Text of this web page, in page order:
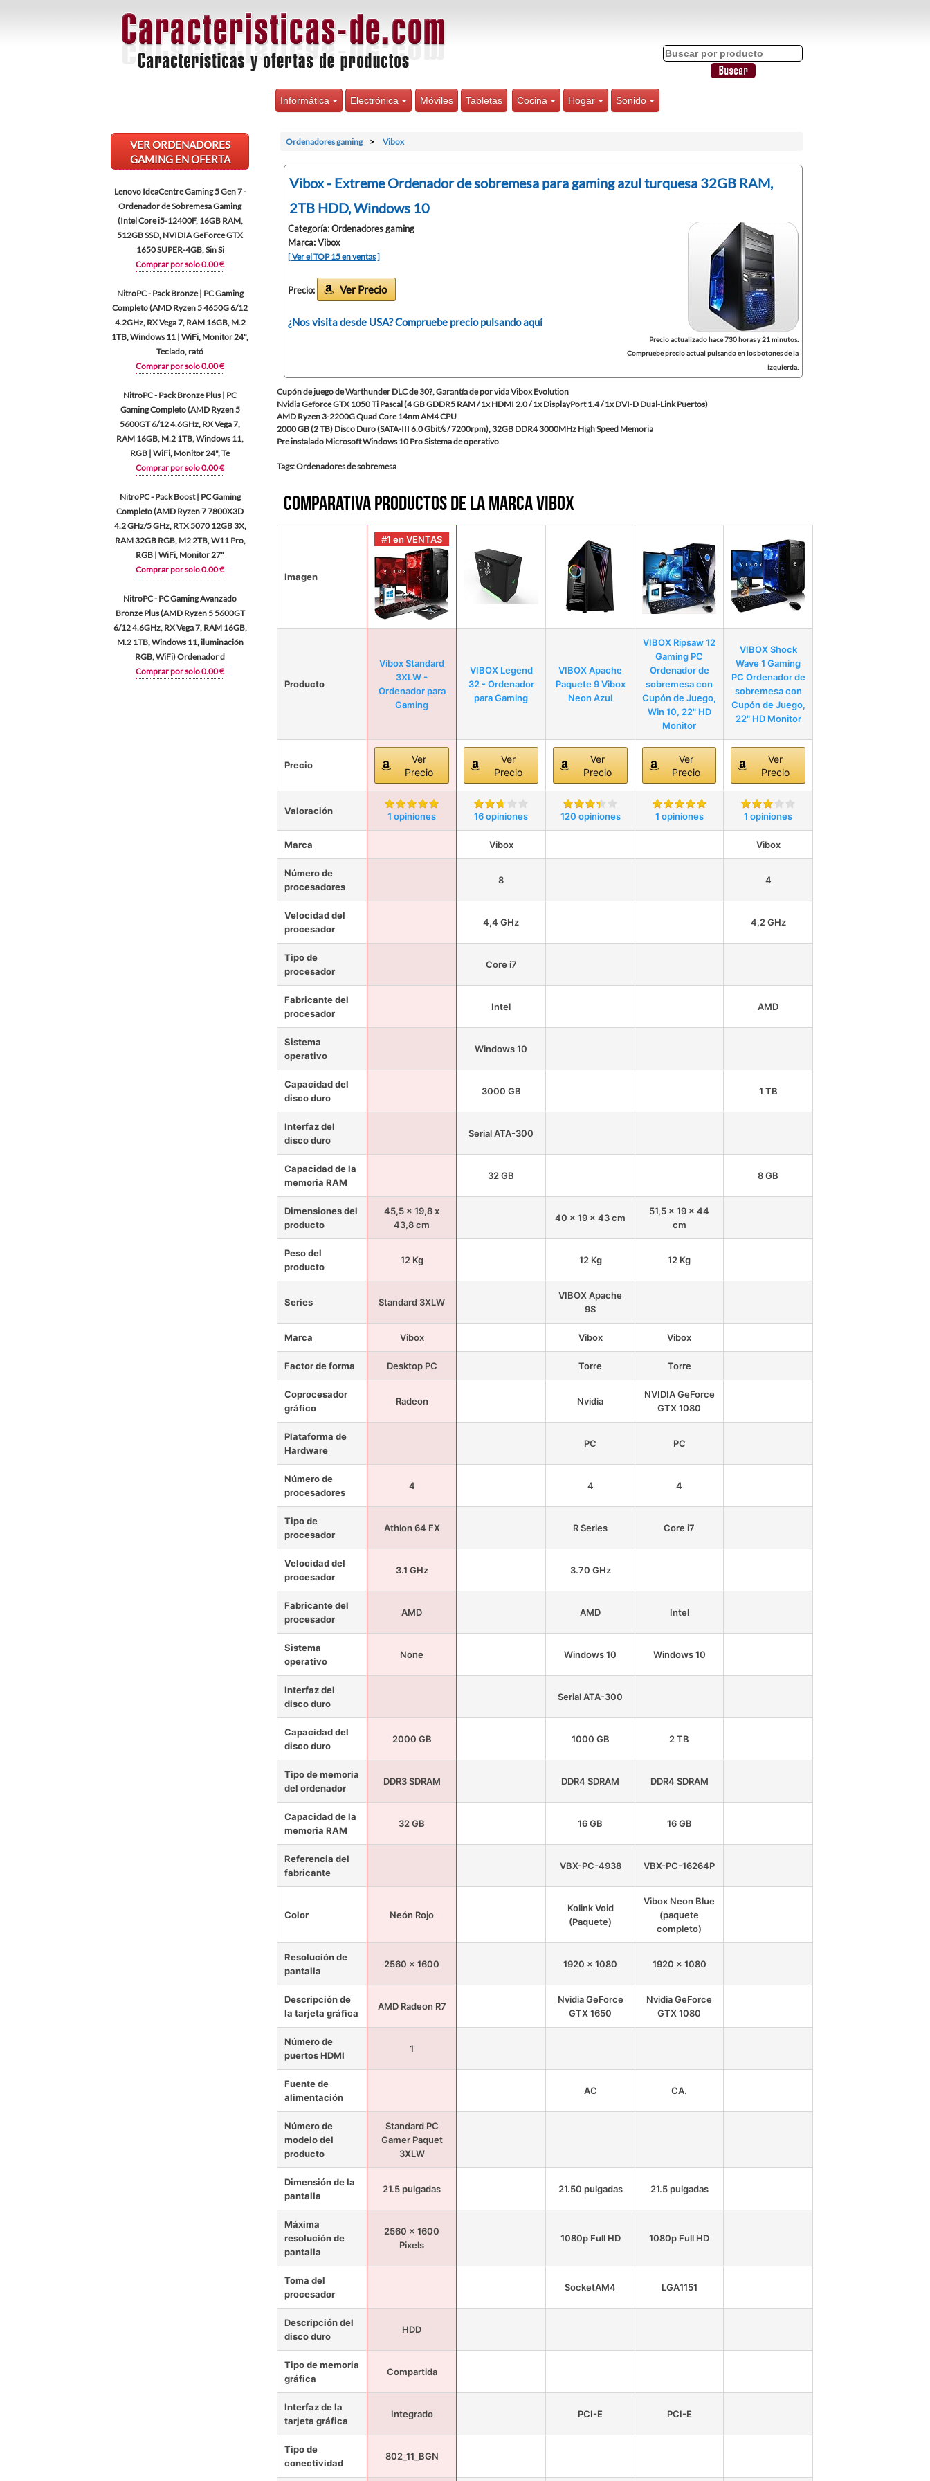
Informática Electrónica Móviles Tabletas Cocina Hogar Sonido
VER ORDENADORES
GAMING EN OFERTA
Lenovo IdeaCentre Gaming 5 Gen 7 -
Ordenador de Sobremesa Gaming
(Intel Core i5-12400F, 16GB RAM,
512GB SSD, NVIDIA GeForce GTX
1650 SUPER-4GB, Sin Si
Comprar por solo 0.00 €
NitroPC - Pack Bronze | PC Gaming
Completo (AMD Ryzen 5 4650G 6/12
4.2GHz, RX Vega 7, RAM 16GB, M.2
1TB, Windows 11 | WiFi, Monitor 24",
Teclado, rató
Comprar por solo 0.00 €
NitroPC - Pack Bronze Plus | PC
Gaming Completo (AMD Ryzen 5
5600GT 6/12 4.6GHz, RX Vega 7,
RAM 16GB, M.2 1TB, Windows 11,
RGB | WiFi, Monitor 24", Te
Comprar por solo 0.00 €
NitroPC - Pack Boost | PC Gaming
Completo (AMD Ryzen 7 7800X3D
4.2 GHz/5 GHz, RTX 5070 12GB 3X,
RAM 32GB RGB, M2 2TB, W11 Pro,
RGB | WiFi, Monitor 27"
Comprar por solo 0.00 €
NitroPC - PC Gaming Avanzado
Bronze Plus (AMD Ryzen 5 5600GT
6/12 4.6GHz, RX Vega 7, RAM 16GB,
M.2 1TB, Windows 11, iluminación
RGB, WiFi) Ordenador d
Comprar por solo 0.00 €
Ordenadores gaming Vibox
Vibox - Extreme Ordenador de sobremesa para gaming azul turquesa 32GB RAM,
2TB HDD, Windows 10
Categoría: Ordenadores gaming
Marca: Vibox
[ Ver el TOP 15 en ventas ]
Precio: Ver Precio
¿Nos visita desde USA? Compruebe precio pulsando aquí
Precio actualizado hace 730 horas y 21 minutos.
Compruebe precio actual pulsando en los botones de la
izquierda.
Cupón de juego de Warthunder DLC de 30?, Garantía de por vida Vibox Evolution
Nvidia Geforce GTX 1050 Ti Pascal (4 GB GDDR5 RAM / 1x HDMI 2.0 / 1x DisplayPort 1.4 / 1x DVI-D Dual-Link Puertos)
AMD Ryzen 3-2200G Quad Core 14nm AM4 CPU
2000 GB (2 TB) Disco Duro (SATA-III 6.0 Gbit/s / 7200rpm), 32GB DDR4 3000MHz High Speed Memoria
Pre instalado Microsoft Windows 10 Pro Sistema de operativo
Tags: Ordenadores de sobremesa
Comparativa productos de la marca Vibox
Imagen
#1 en VENTAS
Producto
Vibox Standard
3XLW -
Ordenador para
Gaming
VIBOX Legend
32 - Ordenador
para Gaming
VIBOX Apache
Paquete 9 Vibox
Neon Azul
VIBOX Ripsaw 12
Gaming PC
Ordenador de
sobremesa con
Cupón de Juego,
Win 10, 22" HD
Monitor
VIBOX Shock
Wave 1 Gaming
PC Ordenador de
sobremesa con
Cupón de Juego,
22" HD Monitor
Precio
Ver
Precio
Ver
Precio
Ver
Precio
Ver
Precio
Ver
Precio
Valoración 1 opiniones 16 opiniones 120 opiniones 1 opiniones 1 opiniones
Marca Vibox Vibox
Número de
procesadores
8 4
Velocidad del
procesador
4,4 GHz 4,2 GHz
Tipo de
procesador
Core i7
Fabricante del
procesador
Intel AMD
Sistema
operativo
Windows 10
Capacidad del
disco duro
3000 GB 1 TB
Interfaz del
disco duro
Serial ATA-300
Capacidad de la
memoria RAM
32 GB 8 GB
Dimensiones del
producto
45,5 x 19,8 x
43,8 cm
40 x 19 x 43 cm
51,5 x 19 x 44
cm
Peso del
producto
12 Kg 12 Kg 12 Kg
Series Standard 3XLW
VIBOX Apache
9S
Marca Vibox Vibox Vibox
Factor de forma Desktop PC Torre Torre
Coprocesador
gráfico
Radeon Nvidia
NVIDIA GeForce
GTX 1080
Plataforma de
Hardware
PC PC
Número de
procesadores
4 4 4
Tipo de
procesador
Athlon 64 FX R Series Core i7
Velocidad del
procesador
3.1 GHz 3.70 GHz
Fabricante del
procesador
AMD AMD Intel
Sistema
operativo
None Windows 10 Windows 10
Interfaz del
disco duro
Serial ATA-300
Capacidad del
disco duro
2000 GB 1000 GB 2 TB
Tipo de memoria
del ordenador
DDR3 SDRAM DDR4 SDRAM DDR4 SDRAM
Capacidad de la
memoria RAM
32 GB 16 GB 16 GB
Referencia del
fabricante
VBX-PC-4938 VBX-PC-16264P
Color Neón Rojo
Kolink Void
(Paquete)
Vibox Neon Blue
(paquete
completo)
Resolución de
pantalla
2560 x 1600 1920 x 1080 1920 x 1080
Descripción de
la tarjeta gráfica
AMD Radeon R7
Nvidia GeForce
GTX 1650
Nvidia GeForce
GTX 1080
Número de
puertos HDMI
1
Fuente de
alimentación
AC CA.
Número de
modelo del
producto
Standard PC
Gamer Paquet
3XLW
Dimensión de la
pantalla
21.5 pulgadas 21.50 pulgadas 21.5 pulgadas
Máxima
resolución de
pantalla
2560 x 1600
Pixels
1080p Full HD 1080p Full HD
Toma del
procesador
SocketAM4 LGA1151
Descripción del
disco duro
HDD
Tipo de memoria
gráfica
Compartida
Interfaz de la
tarjeta gráfica
Integrado PCI-E PCI-E
Tipo de
conectividad
802_11_BGN